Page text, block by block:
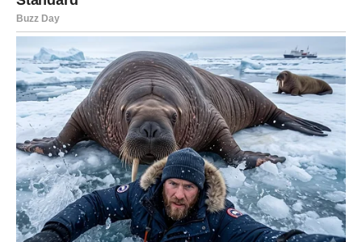
LJUBAV:
ponovo centar partnerovog sveta. Moguća je romantična
scena, izlazak ili gest koji vas obara s nogu. Ako ste
slobodni – neko vam prilazi direktno, bez igara.
DRUŠTVENI ŽIVOT:
Poziv, izlazak, spontani susret ili kompliment mogu vam
ulepšati dane. Ovo je vikend kada Lav oseća da je tražen i
cenjen.